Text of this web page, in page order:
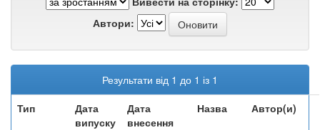
Автори:
Результати від 1 до 1 із 1
Тип
Дата
випуску
Дата
внесення
Назва Автор(и)